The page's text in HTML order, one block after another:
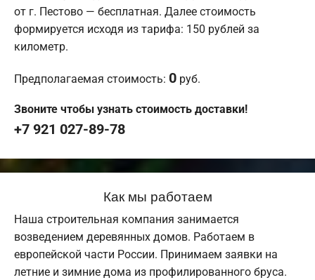
от г. Пестово — бесплатная. Далее стоимость
формируется исходя из тарифа: 150 рублей за
километр.
Предполагаемая стоимость: 0 руб.
Звоните чтобы узнать стоимость доставки!
+7 921 027-89-78
Как мы работаем
Наша строительная компания занимается
возведением деревянных домов. Работаем в
европейской части России. Принимаем заявки на
летние и зимние дома из профилированного бруса.